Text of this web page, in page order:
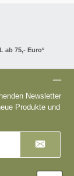
ab 75,- Euro¹
Newsletter
Produkte und